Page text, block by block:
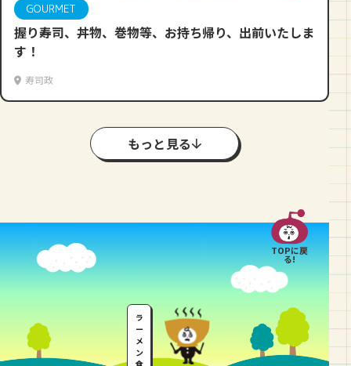
GOURMET
握り寿司、丼物、巻物等、お持ち帰り、出前いたしま
す！
寿司政
もっと見る
TOPに戻
る!
ラ
ー
メ
ン